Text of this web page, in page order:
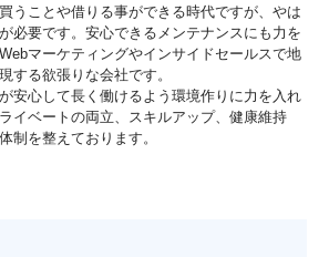
うことや借りる事ができる時代ですが、やは
必要です。安心できるメンテナンスにも力を
マーケティングやインサイドセールスで地
する欲張りな会社です。
安心して長く働けるよう環境作りに力を入れ
イベートの両立、スキルアップ、健康維持
制を整えております。